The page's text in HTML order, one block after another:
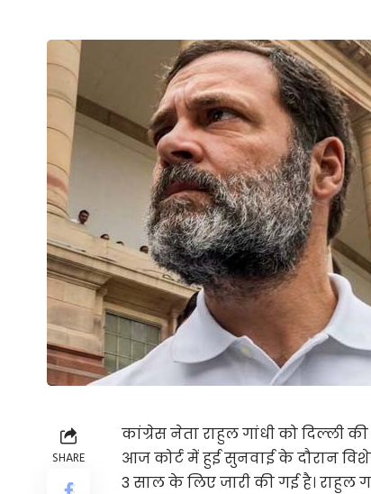
SHARE
कांग्रेस नेता राहुल गांधी को दिल्ली
आज कोर्ट में हुई सुनवाई के दौरान
3 साल के लिए जारी की गई है। राहुल